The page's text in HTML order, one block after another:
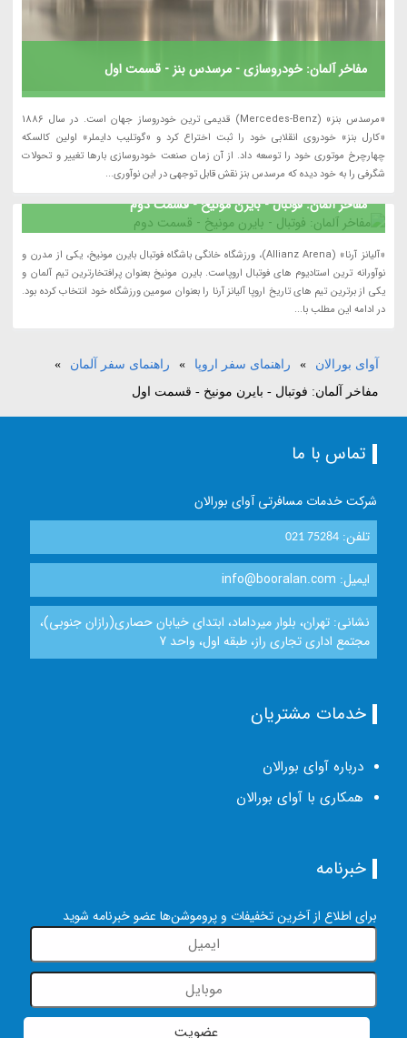
مفاخر آلمان: خودروسازی - مرسدس بنز - قسمت اول
«مرسدس بنز» (Mercedes‑Benz) قدیمی ترین خودروساز جهان است. در سال 1886
«کارل بنز» خودروی انقلابی خود را ثبت اختراع کرد و «گوتلیب دایملر» اولین کالسکه
چهارچرخ موتوری خود را توسعه داد. از آن زمان صنعت خودروسازی بارها تغییر و تحولات
شگرفی را به خود دیده که مرسدس بنز نقش قابل توجهی در این نوآوری...
مفاخر آلمان: فوتبال - بایرن مونیخ - قسمت دوم
«آلیانز آرنا» (Allianz Arena)، ورزشگاه خانگی باشگاه فوتبال بایرن مونیخ، یکی از مدرن و
نوآورانه ترین استادیوم های فوتبال اروپاست. بایرن مونیخ بعنوان پرافتخارترین تیم آلمان و
یکی از برترین تیم های تاریخ اروپا آلیانز آرنا را بعنوان سومین ورزشگاه خود انتخاب کرده بود.
در ادامه این مطلب با...
آوای بورالان » راهنمای سفر اروپا » راهنمای سفر آلمان
»
مفاخر آلمان: فوتبال - بایرن مونیخ - قسمت اول
تماس با ما
شرکت خدمات مسافرتی آوای بورالان
تلفن:021 75284
ایمیل: info@booralan.com
نشانی: تهران، بلوار میرداماد، ابتدای خیابان حصاری(رازان جنوبی)،
مجتمع اداری تجاری راز، طبقه اول، واحد 7
خدمات مشتریان
درباره آوای بورالان
همکاری با آوای بورالان
خبرنامه
برای اطلاع از آخرین تخفیفات و پروموشن‌ها عضو خبرنامه شوید
عضویت